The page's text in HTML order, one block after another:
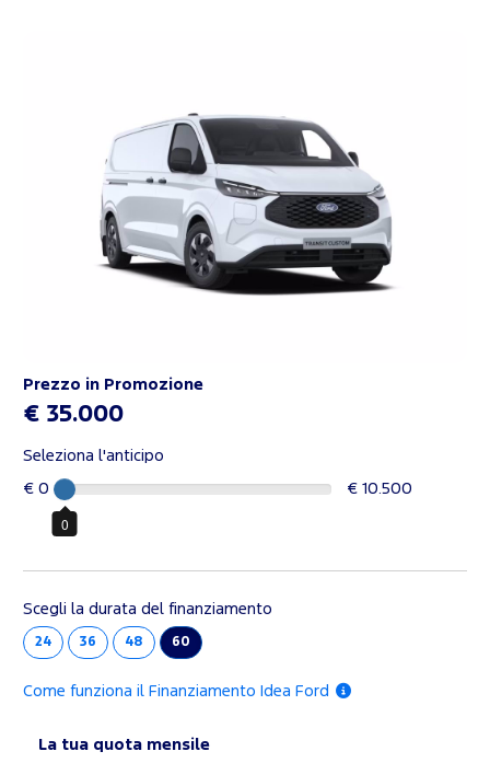
Prezzo in Promozione
€ 35.000
Seleziona l'anticipo
€ 0
0
€ 10.500
Scegli la durata del finanziamento
24 36 48 60
Come funziona il Finanziamento Idea Ford
La tua quota mensile